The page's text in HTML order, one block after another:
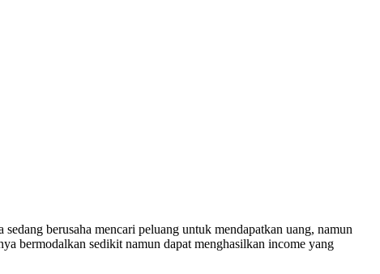
berusaha mencari peluang untuk mendapatkan uang, namun
bermodalkan sedikit namun dapat menghasilkan income yang